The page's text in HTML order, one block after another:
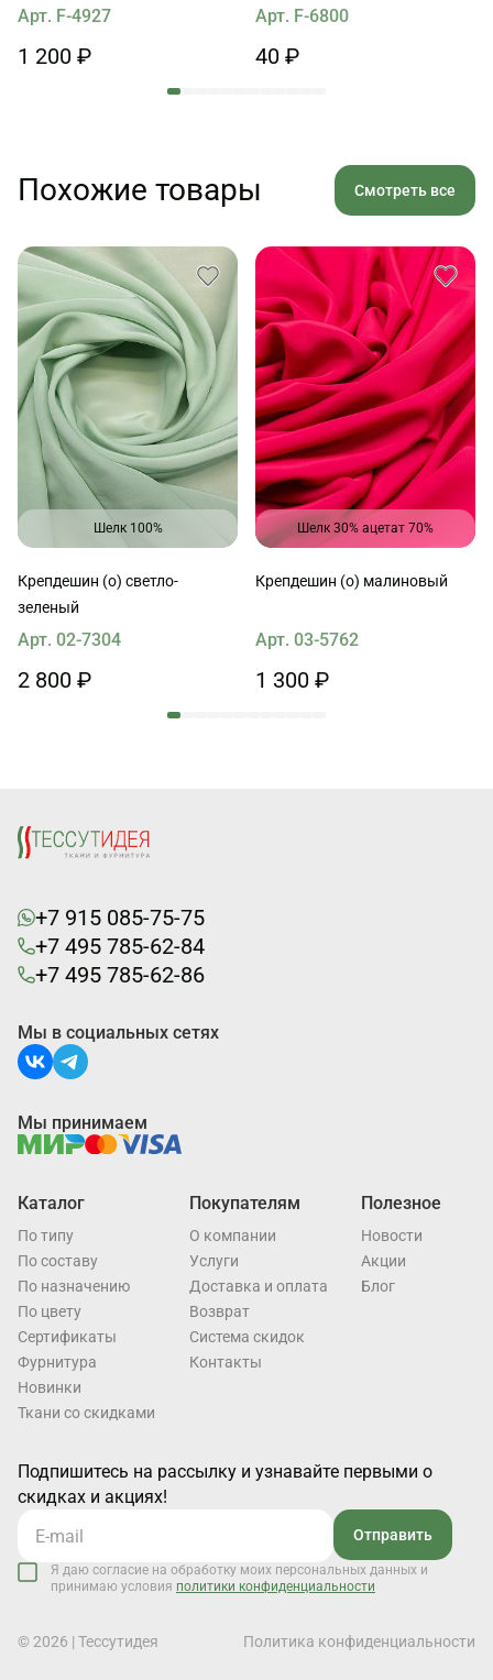
Арт. F-4927
1 200 ₽
белой полосой
Арт. F-6800
40 ₽
Похожие товары Смотреть все
Шелк 100%
Крепдешин (о) светло-
зеленый
Арт. 02-7304
2 800 ₽
Шелк 30% ацетат 70%
Крепдешин (о) малиновый
Арт. 03-5762
1 300 ₽
+7 915 085-75-75
+7 495 785-62-84
+7 495 785-62-86
Каталог
По типу
По составу
По назначению
По цвету
Cертификаты
Фурнитура
Новинки
Ткани со скидками
Покупателям
О компании
Услуги
Доставка и оплата
Возврат
Система скидок
Контакты
Полезное
Новости
Акции
Блог
Подпишитесь на рассылку и узнавайте первыми о
скидках и акциях!
Отправить
Я даю согласие на обработку моих персональных данных и
принимаю условия политики конфиденциальности
Мы в социальных сетях
Мы принимаем
© 2026 | Тессутидея Политика конфиденциальности